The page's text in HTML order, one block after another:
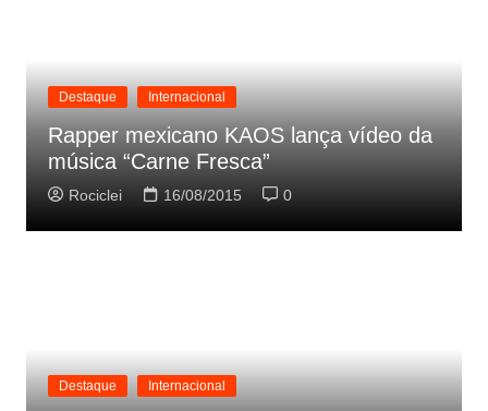
Destaque Internacional
Rapper mexicano KAOS lança vídeo da
música “Carne Fresca”
Rociclei 16/08/2015 0
Destaque Internacional